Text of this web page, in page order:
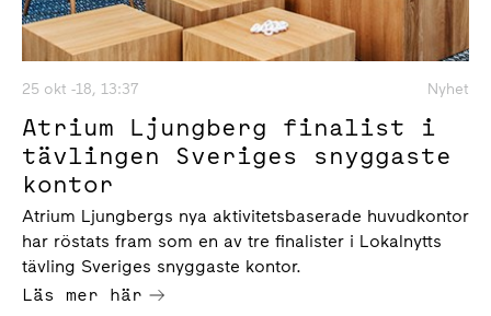
25 okt -18, 13:37 Nyhet
Atrium Ljungberg finalist i
tävlingen Sveriges snyggaste
kontor
Atrium Ljungbergs nya aktivitetsbaserade huvudkontor
har röstats fram som en av tre finalister i Lokalnytts
tävling Sveriges snyggaste kontor.
Läs mer här